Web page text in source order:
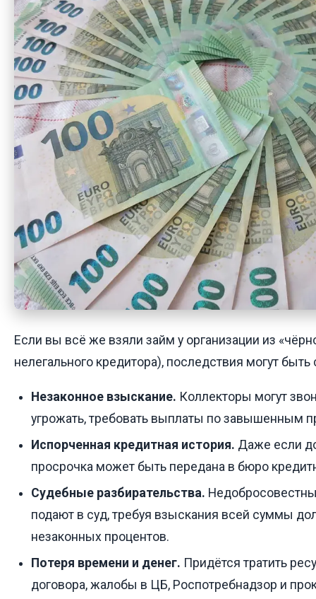
Если вы всё же взяли займ у организации из
нелегального кредитора), последствия могут
Незаконное взыскание. Коллекторы могут
угрожать, требовать выплаты по завышенным
Испорченная кредитная история. Даже если
просрочка может быть передана в бюро
Судебные разбирательства.
подают в суд, требуя взыскания всей суммы
незаконных процентов.
Потеря времени и денег. Придётся тратить
договора, жалобы в ЦБ, Роспотребнадзор и